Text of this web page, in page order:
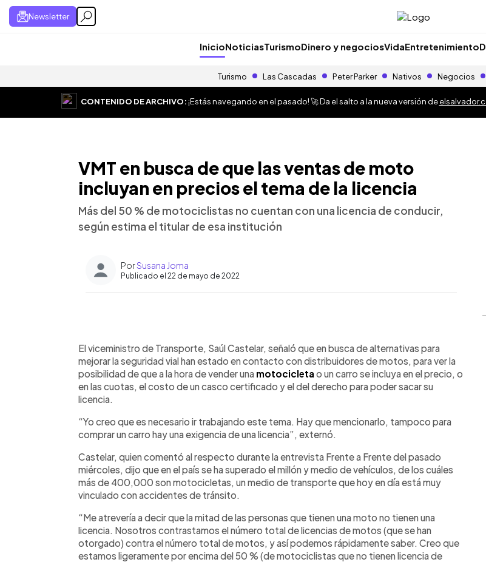
Newsletter
InicioNoticiasTurismoDinero y negociosVidaEntretenimiento
Turismo Las Cascadas Peter Parker Nativos Negocios
CONTENIDO DE ARCHIVO:¡Estás navegando en el pasado! 🚀 Da el salto a la nueva versión de
VMT en busca de que las ventas de moto
incluyan en precios el tema de la licencia
Más del 50 % de motociclistas no cuentan con una licencia de conducir,
según estima el titular de esa institución
PorSusana Joma
Publicado el 22 de mayo de 2022
► Escuchar artículo
El viceministro de Transporte, Saúl Castelar, señaló que en busca de alternativas para
mejorar la seguridad vial han estado en contacto con distribuidores de motos, para ver la
posibilidad de que a la hora de vender una motocicleta o un carro se incluya en el precio, o
en las cuotas, el costo de un casco certificado y el del derecho para poder sacar su
licencia.
“Yo creo que es necesario ir trabajando este tema. Hay que mencionarlo, tampoco para
comprar un carro hay una exigencia de una licencia”, externó.
Castelar, quien comentó al respecto durante la entrevista Frente a Frente del pasado
miércoles, dijo que en el país se ha superado el millón y medio de vehículos, de los cuáles
más de 400,000 son motocicletas, un medio de transporte que hoy en día está muy
vinculado con accidentes de tránsito.
“Me atrevería a decir que la mitad de las personas que tienen una moto no tienen una
licencia. Nosotros contrastamos el número total de licencias de motos (que se han
otorgado) contra el número total de motos, y así podemos rápidamente saber. Creo que
estamos ligeramente por encima del 50 % (de motociclistas que no tienen licencia de